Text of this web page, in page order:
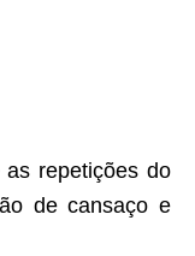
as repetições do
de cansaço e